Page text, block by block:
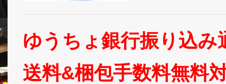
ゆうちょ銀行振り込み
送料&梱包手数料無料